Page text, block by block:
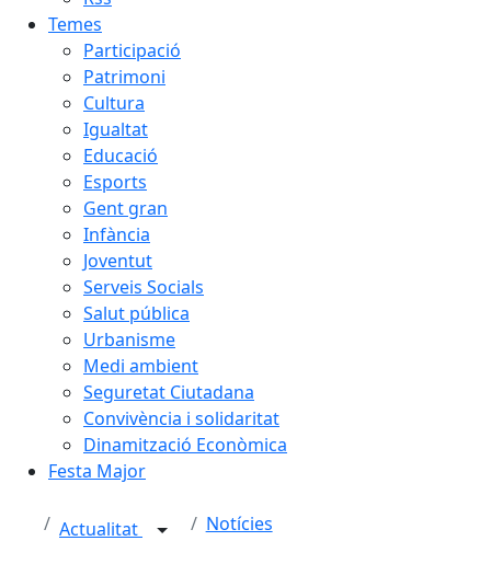
Temes
Participació
Patrimoni
Cultura
Igualtat
Educació
Esports
Gent gran
Infància
Joventut
Serveis Socials
Salut pública
Urbanisme
Medi ambient
Seguretat Ciutadana
Convivència i solidaritat
Dinamització Econòmica
Festa Major
Actualitat Notícies